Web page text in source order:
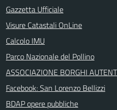
Gazzetta Ufficiale
Visure Catastali OnLine
Calcolo IMU
Parco Nazionale del Pollino
ASSOCIAZIONE BORGHI
Facebook: San Lorenzo Bellizzi
BDAP opere pubbliche